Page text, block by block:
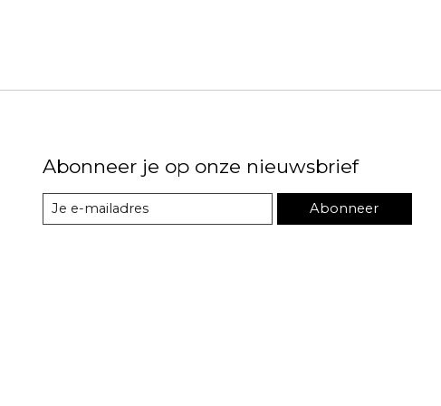
Abonneer je op onze nieuwsbrief
Abonneer